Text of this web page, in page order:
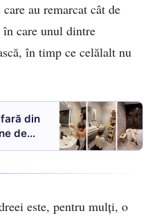
au remarcat cât de
care unul dintre
în timp ce celălalt nu
din
de
din
este, pentru mulți, o